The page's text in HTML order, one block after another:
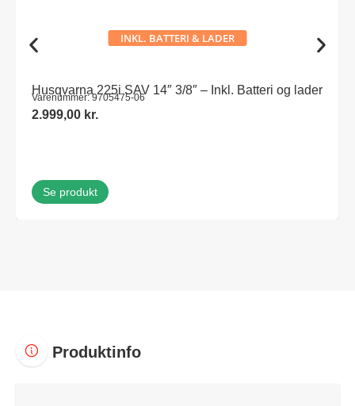
INKL. BATTERI & LADER
Husqvarna 225i SAV 14″ 3/8″ – Inkl. Batteri og lader
Varenummer: 9705475-06
2.999,00 kr.
Se produkt
Produktinfo